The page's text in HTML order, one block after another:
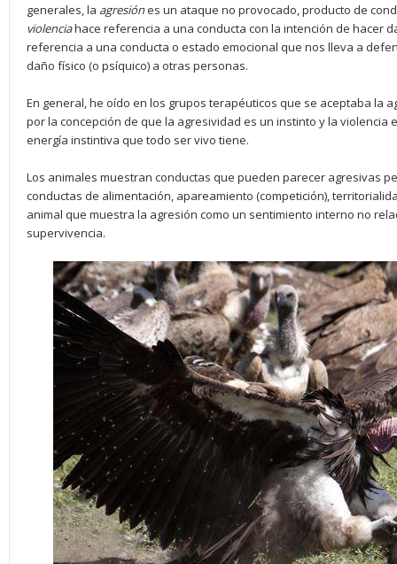
generales, la agresiónes un ataque no provocado, producto de
violenciahace referencia a una conducta con la intención de hacer
referencia a una conducta o estado emocional que nos lleva a
daño físico (o psíquico) a otras personas.
En general, he oído en los grupos terapéuticos que se aceptaba la
por la concepción de que la agresividad es un instinto y la violencia
energía instintiva que todo ser vivo tiene.
Los animales muestran conductas que pueden parecer agresivas
conductas de alimentación, apareamiento (competición),
animal que muestra la agresión como un sentimiento interno no
supervivencia.